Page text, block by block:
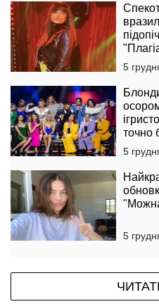
5
точно
5
"Можна
5